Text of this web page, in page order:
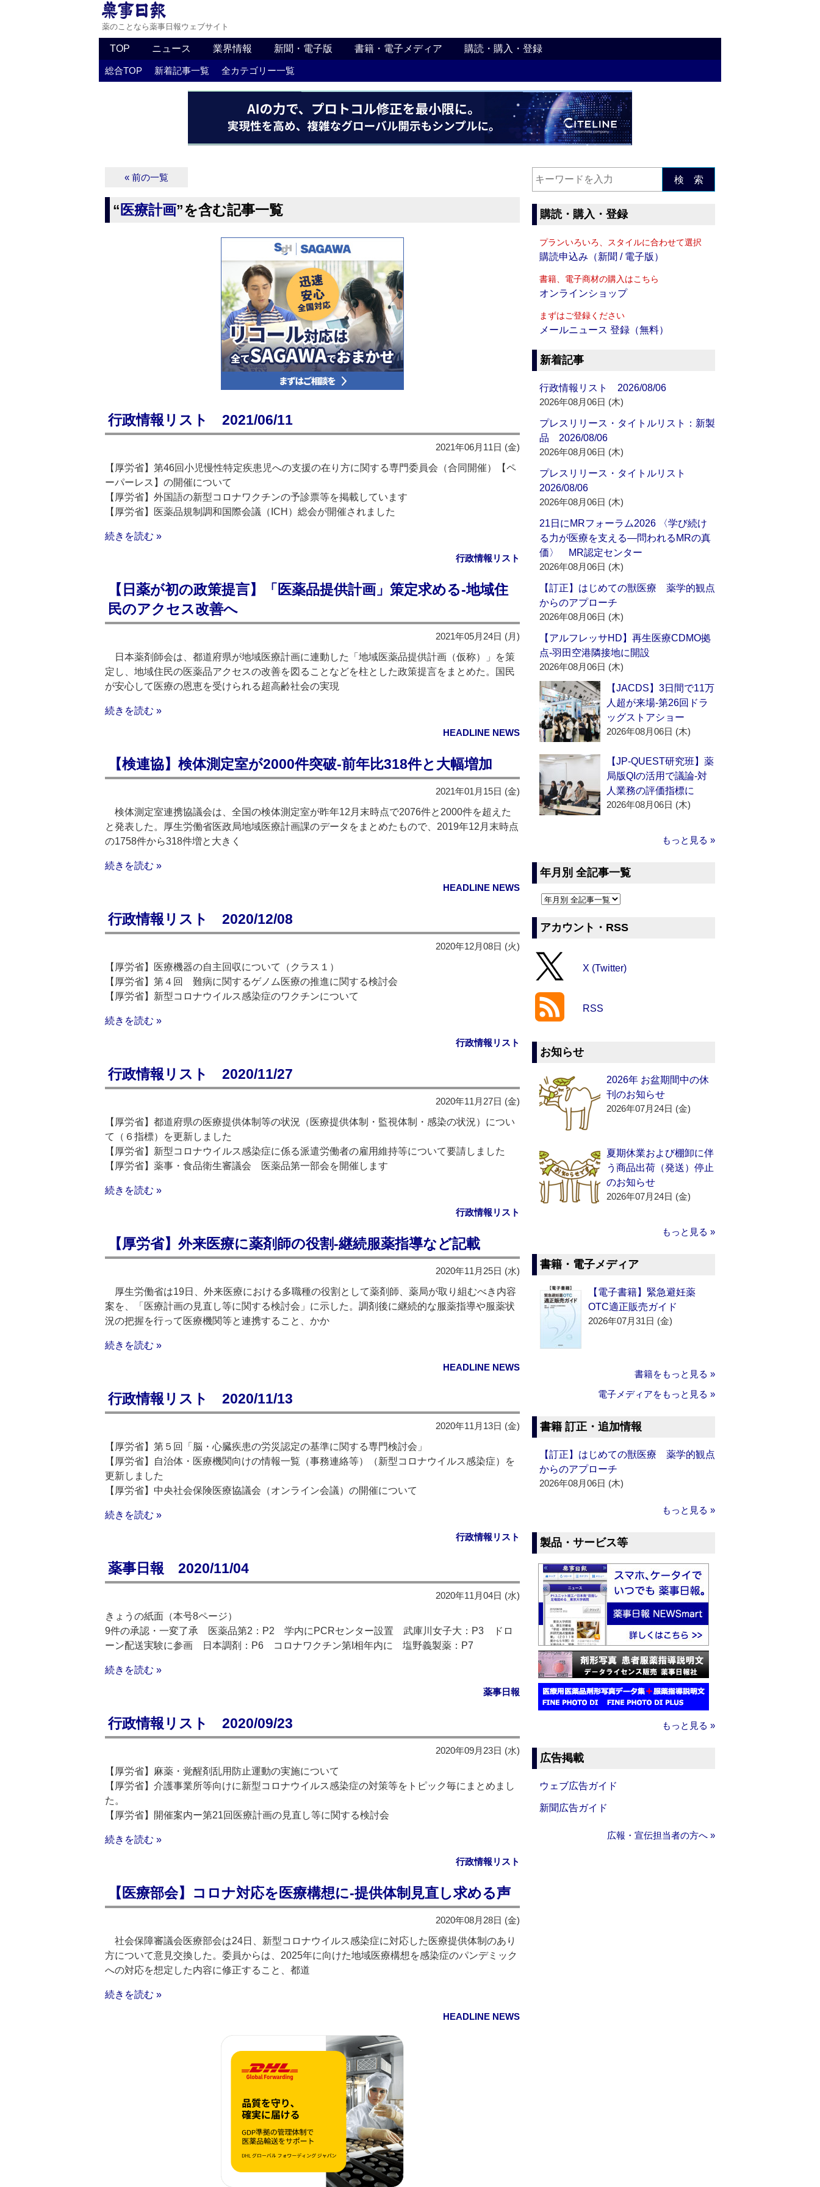
薬のことなら薬事日報ウェブサイト
TOP ニュース 業界情報 新聞・電子版 書籍・電子メディア 購読・購入・登録
総合TOP 新着記事一覧 全カテゴリー一覧
« 前の一覧
“ 医療計画”を含む記事一覧
行政情報リスト 2021/06/11
2021年06月11日 (金)
【厚労省】第46回小児慢性特定疾患児への支援の在り方に関する専門委員会（合同開催）【ペ
ーパーレス】の開催について
【厚労省】外国語の新型コロナワクチンの予診票等を掲載しています
【厚労省】医薬品規制調和国際会議（ICH）総会が開催されました
続きを読む »
行政情報リスト
【日薬が初の政策提言】「医薬品提供計画」策定求める‐地域住
民のアクセス改善へ
2021年05月24日 (月)
日本薬剤師会は、都道府県が地域医療計画に連動した「地域医薬品提供計画（仮称）」を策
定し、地域住民の医薬品アクセスの改善を図ることなどを柱とした政策提言をまとめた。国民
が安心して医療の恩恵を受けられる超高齢社会の実現
続きを読む »
HEADLINE NEWS
【検連協】検体測定室が2000件突破‐前年比318件と大幅増加
2021年01月15日 (金)
検体測定室連携協議会は、全国の検体測定室が昨年12月末時点で2076件と2000件を超えた
と発表した。厚生労働省医政局地域医療計画課のデータをまとめたもので、2019年12月末時点
の1758件から318件増と大きく
続きを読む »
HEADLINE NEWS
行政情報リスト 2020/12/08
2020年12月08日 (火)
【厚労省】医療機器の自主回収について（クラス１）
【厚労省】第４回 難病に関するゲノム医療の推進に関する検討会
【厚労省】新型コロナウイルス感染症のワクチンについて
続きを読む »
行政情報リスト
行政情報リスト 2020/11/27
2020年11月27日 (金)
【厚労省】都道府県の医療提供体制等の状況（医療提供体制・監視体制・感染の状況）につい
て（６指標）を更新しました
【厚労省】新型コロナウイルス感染症に係る派遣労働者の雇用維持等について要請しました
【厚労省】薬事・食品衛生審議会 医薬品第一部会を開催します
続きを読む »
行政情報リスト
【厚労省】外来医療に薬剤師の役割‐継続服薬指導など記載
2020年11月25日 (水)
厚生労働省は19日、外来医療における多職種の役割として薬剤師、薬局が取り組むべき内容
案を、「医療計画の見直し等に関する検討会」に示した。調剤後に継続的な服薬指導や服薬状
況の把握を行って医療機関等と連携すること、かか
続きを読む »
HEADLINE NEWS
行政情報リスト 2020/11/13
2020年11月13日 (金)
【厚労省】第５回「脳・心臓疾患の労災認定の基準に関する専門検討会」
【厚労省】自治体・医療機関向けの情報一覧（事務連絡等）（新型コロナウイルス感染症）を
更新しました
【厚労省】中央社会保険医療協議会（オンライン会議）の開催について
続きを読む »
行政情報リスト
薬事日報 2020/11/04
2020年11月04日 (水)
きょうの紙面（本号8ページ）
9件の承認・一変了承 医薬品第2：P2 学内にPCRセンター設置 武庫川女子大：P3 ドロ
ーン配送実験に参画 日本調剤：P6 コロナワクチン第I相年内に 塩野義製薬：P7
続きを読む »
薬事日報
行政情報リスト 2020/09/23
2020年09月23日 (水)
【厚労省】麻薬・覚醒剤乱用防止運動の実施について
【厚労省】介護事業所等向けに新型コロナウイルス感染症の対策等をトピック毎にまとめまし
た。
【厚労省】開催案内ー第21回医療計画の見直し等に関する検討会
続きを読む »
行政情報リスト
【医療部会】コロナ対応を医療構想に‐提供体制見直し求める声
2020年08月28日 (金)
社会保障審議会医療部会は24日、新型コロナウイルス感染症に対応した医療提供体制のあり
方について意見交換した。委員からは、2025年に向けた地域医療構想を感染症のパンデミック
への対応を想定した内容に修正すること、都道
続きを読む »
HEADLINE NEWS
検 索
購読・購入・登録
プランいろいろ、スタイルに合わせて選択
購読申込み（新聞 / 電子版）
書籍、電子商材の購入はこちら
オンラインショップ
まずはご登録ください
メールニュース 登録（無料）
新着記事
行政情報リスト 2026/08/06
2026年08月06日 (木)
プレスリリース・タイトルリスト：新製
品 2026/08/06
2026年08月06日 (木)
プレスリリース・タイトルリスト
2026/08/06
2026年08月06日 (木)
21日にMRフォーラム2026 〈学び続け
る力が医療を支える―問われるMRの真
価〉 MR認定センター
2026年08月06日 (木)
【訂正】はじめての獣医療 薬学的観点
からのアプローチ
2026年08月06日 (木)
【アルフレッサHD】再生医療CDMO拠
点‐羽田空港隣接地に開設
2026年08月06日 (木)
【JACDS】3日間で11万
人超が来場‐第26回ドラ
ッグストアショー
2026年08月06日 (木)
【JP-QUEST研究班】薬
局版QIの活用で議論‐対
人業務の評価指標に
2026年08月06日 (木)
もっと見る »
年月別 全記事一覧
アカウント・RSS
X (Twitter)
RSS
お知らせ
2026年 お盆期間中の休
刊のお知らせ
2026年07月24日 (金)
夏期休業および棚卸に伴
う商品出荷（発送）停止
のお知らせ
2026年07月24日 (金)
もっと見る »
書籍・電子メディア
【電子書籍】緊急避妊薬
OTC適正販売ガイド
2026年07月31日 (金)
書籍をもっと見る »
電子メディアをもっと見る »
書籍 訂正・追加情報
【訂正】はじめての獣医療 薬学的観点
からのアプローチ
2026年08月06日 (木)
もっと見る »
製品・サービス等
もっと見る »
広告掲載
ウェブ広告ガイド
新聞広告ガイド
広報・宣伝担当者の方へ »